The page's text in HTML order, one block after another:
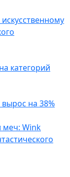
категорий
на 38%
меч: Wink